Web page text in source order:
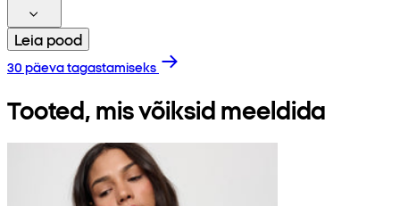
Leia pood
30 päeva tagastamiseks
Tooted, mis võiksid meeldida